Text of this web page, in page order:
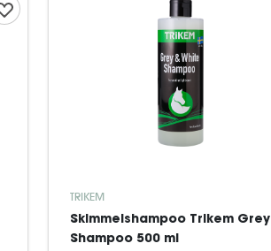
TRIKEM
Skimmelshampoo Trikem Grey
Shampoo 500 ml